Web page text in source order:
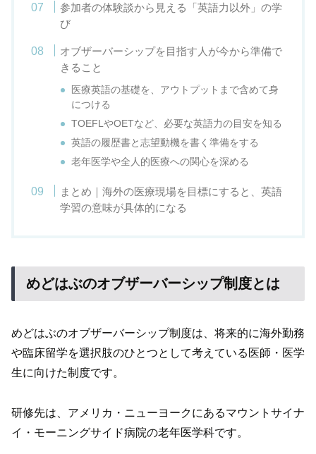
参加者の体験談から見える「英語力以外」の学
び
オブザーバーシップを目指す人が今から準備で
きること
医療英語の基礎を、アウトプットまで含めて身
につける
TOEFLやOETなど、必要な英語力の目安を知る
英語の履歴書と志望動機を書く準備をする
老年医学や全人的医療への関心を深める
まとめ｜海外の医療現場を目標にすると、英語
学習の意味が具体的になる
めどはぶのオブザーバーシップ制度とは
めどはぶのオブザーバーシップ制度は、将来的に海外勤務
や臨床留学を選択肢のひとつとして考えている医師・医学
生に向けた制度です。
研修先は、アメリカ・ニューヨークにあるマウントサイナ
イ・モーニングサイド病院の老年医学科です。